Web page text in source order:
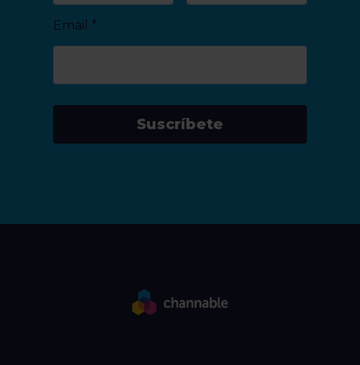
Email *
Suscríbete